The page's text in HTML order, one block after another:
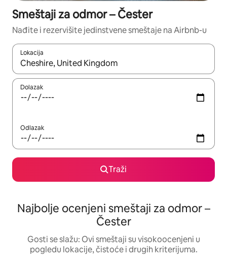
Smeštaji za odmor – Čester
Nađite i rezervišite jedinstvene smeštaje na Airbnb-u
Lokacija
Kad su rezultati dostupni, možete da se krećete kroz njih
Dolazak
Odlazak
Traži
Najbolje ocenjeni smeštaji za odmor –
Čester
Gosti se slažu: Ovi smeštaji su visokoocenjeni u
pogledu lokacije, čistoće i drugih kriterijuma.